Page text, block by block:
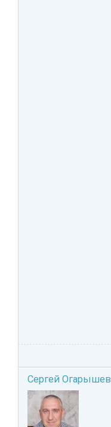
Сергей Огарышев